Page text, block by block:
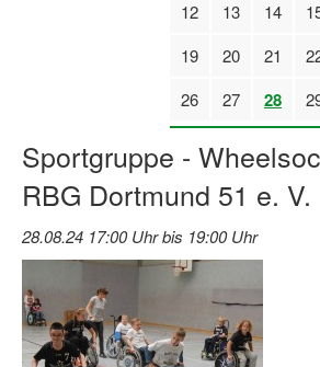
Übersicht Qualifizierungswege
Qualifizierung im
Fachtag Bildung braucht Bewegung
Erste-Hilfe-Ausbildung
Anmeldeformular /
12 13 14
19
20 21
26
27 28
Sportgruppe -
RBG Dortmund 51 e. V.
28.08.24 17:00 Uhr bis 19:00 Uhr